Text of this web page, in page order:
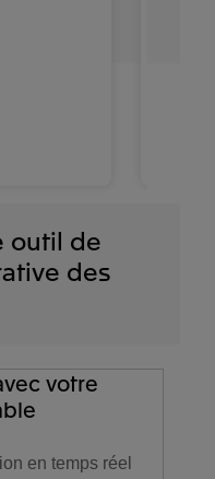
outil de
des
votre
en temps réel